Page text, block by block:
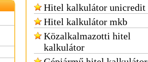
Hitel kalkulátor unicredit
Hitel kalkulátor mkb
Közalkalmazotti hitel
kalkulátor